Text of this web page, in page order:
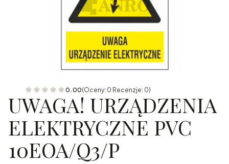
0.00(Oceny: 0 Recenzje: 0)
UWAGA! URZĄDZENIA
ELEKTRYCZNE PVC
10EOA/Q3/P